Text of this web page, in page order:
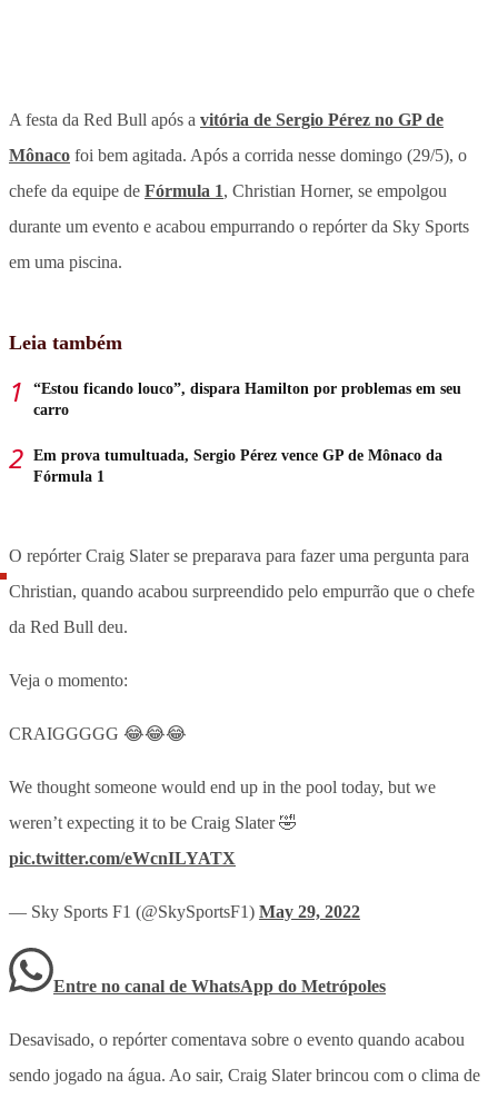
A festa da Red Bull após a vitória de Sergio Pérez no GP de
Mônaco foi bem agitada. Após a corrida nesse domingo (29/5), o
chefe da equipe de Fórmula 1, Christian Horner, se empolgou
durante um evento e acabou empurrando o repórter da Sky Sports
em uma piscina.
Leia também
“Estou ficando louco”, dispara Hamilton por problemas em seu
carro
Em prova tumultuada, Sergio Pérez vence GP de Mônaco da
Fórmula 1
O repórter Craig Slater se preparava para fazer uma pergunta para
Christian, quando acabou surpreendido pelo empurrão que o chefe
da Red Bull deu.
Veja o momento:
CRAIGGGGG 😂😂😂
We thought someone would end up in the pool today, but we
weren’t expecting it to be Craig Slater 🤣
pic.twitter.com/eWcnILYATX
— Sky Sports F1 (@SkySportsF1) May 29, 2022
Entre no canal de WhatsApp do Metrópoles
Desavisado, o repórter comentava sobre o evento quando acabou
sendo jogado na água. Ao sair, Craig Slater brincou com o clima de